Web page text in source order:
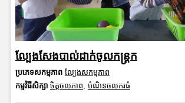
ល្បែងសែងបាល់ដាក់ចូលកន្ត្រក
ប្រភេទសកម្មភាព ល្បែងសកម្មភាព
កម្មវិធីសិក្សា ចិត្តចលភាព, បំណិនចលករធំ